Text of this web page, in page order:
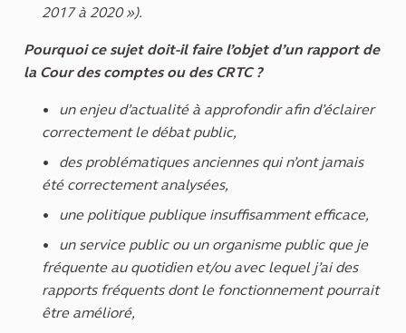
2017 à 2020 »).
Pourquoi ce sujet doit-il faire l’objet d’un rapport de
la Cour des comptes ou des CRTC ?
un enjeu d’actualité à approfondir afin d’éclairer
correctement le débat public,
des problématiques anciennes qui n’ont jamais
été correctement analysées,
une politique publique insuffisamment efficace,
un service public ou un organisme public que je
fréquente au quotidien et/ou avec lequel j’ai des
rapports fréquents dont le fonctionnement pourrait
être amélioré,